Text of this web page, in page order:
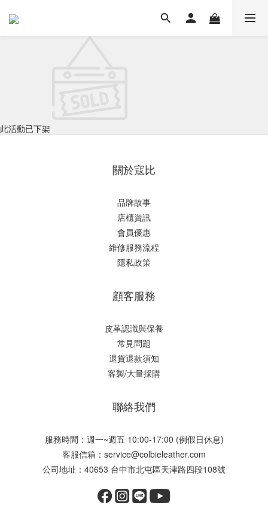
此活動已下架
關於寇比
品牌故事
店櫃資訊
會員優惠
維修服務流程
隱私政策
顧客服務
皮革認識與保養
常見問題
退貨退款須知
客製/大量採購
聯絡我們
服務時間：週一~週五 10:00-17:00 (例假日休息)
客服信箱：service@colbieleather.com
公司地址：40653 台中市北屯區天津路四段108號